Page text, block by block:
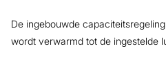
De ingebouwde
wordt verwarmd tot de ingestelde